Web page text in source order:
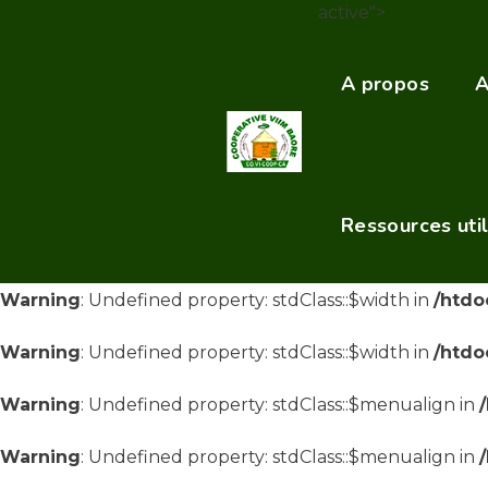
: Undefined property: stdClass::$width in /
: Undefined property: stdClass::$menualign in
Warning: Undefined property: stdClass::$width in /
Warning: Undefined property: stdClass::$width in /
Warning: Undefined property: stdClass::$menualign in
Warning: Undefined property: stdClass::$menualign in
active">
A propos
Ressources